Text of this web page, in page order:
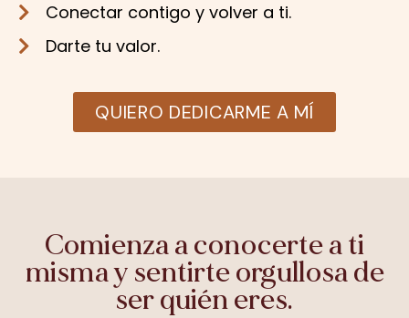
Conectar contigo y volver a ti.
Darte tu valor.
QUIERO DEDICARME A MÍ
Comienza a conocerte a ti
misma y sentirte orgullosa de
ser quién eres.